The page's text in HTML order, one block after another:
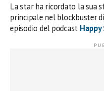
La star ha ricordato la sua
principale nel blockbuster
episodio del podcast